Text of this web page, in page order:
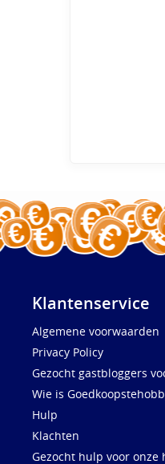
Klantenservice
Algemene voorwaarden
Privacy Policy
Gezocht gastbloggers
Wie is
Hulp
Klachten
Gezocht hulp voor onze